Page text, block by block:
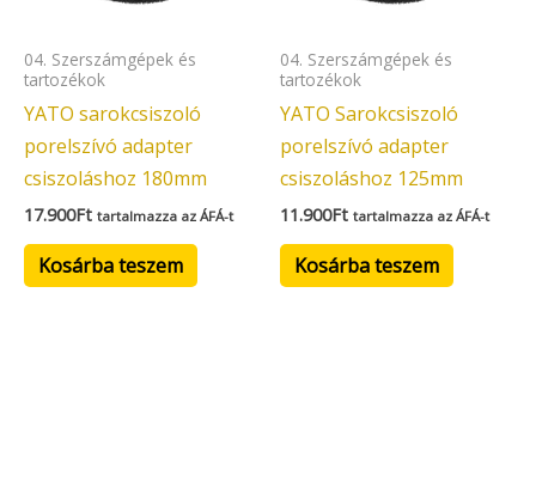
04. Szerszámgépek és
tartozékok
YATO sarokcsiszoló
porelszívó adapter
csiszoláshoz 180mm
17.900Ft tartalmazza az ÁFÁ-t
Kosárba teszem
04. Szerszámgépek és
tartozékok
YATO Sarokcsiszoló
porelszívó adapter
csiszoláshoz 125mm
11.900Ft tartalmazza az ÁFÁ-t
Kosárba teszem